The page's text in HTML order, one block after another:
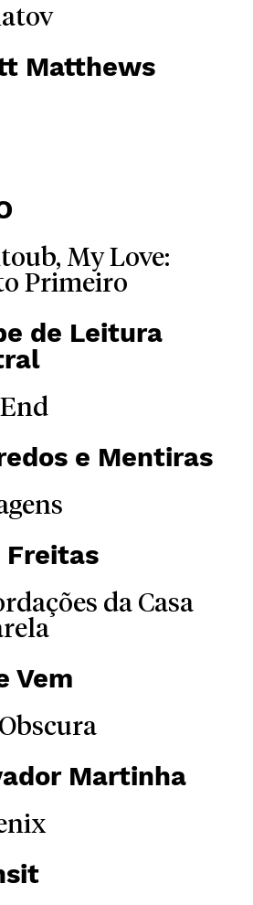
Matthews
My Love:
Primeiro
de Leitura
e Mentiras
Freitas
da Casa
Vem
Martinha